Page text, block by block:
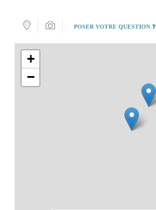
POSER VOTRE QUESTION ❓
+
−